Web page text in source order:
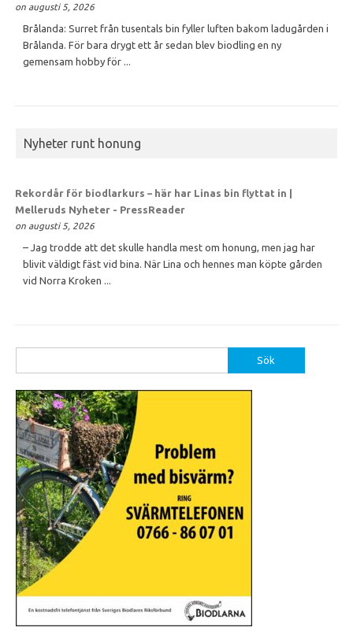
on augusti 5, 2026
Brålanda: Surret från tusentals bin fyller luften bakom ladugården i
Brålanda. För bara drygt ett år sedan blev biodling en ny
gemensam hobby för ...
Nyheter runt honung
Rekordår för biodlarkurs – här har Linas bin flyttat in |
Melleruds Nyheter - PressReader
on augusti 5, 2026
– Jag trodde att det skulle handla mest om honung, men jag har
blivit väldigt fäst vid bina. När Lina och hennes man köpte gården
vid Norra Kroken ...
efter: